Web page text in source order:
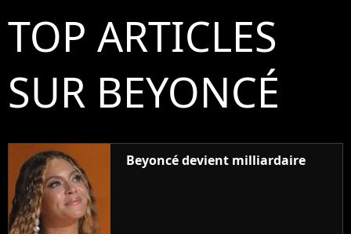
TOP ARTICLES
SUR BEYONCÉ
Beyoncé devient milliardaire